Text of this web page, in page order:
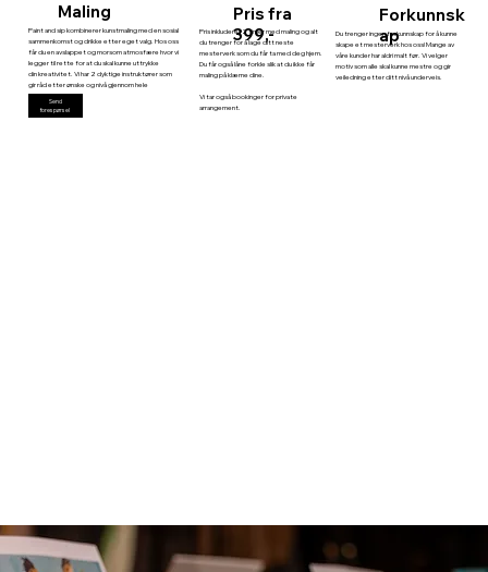
Paint and sip kombinerer kunstmaling med en sosial
sammenkomst og drikke etter eget valg. Hos oss
får du en avslappet og morsom atmosfære hvor vi
legger til rette for at du skal kunne uttrykke
din kreativitet. Vi har 2 dyktige instruktører som
gir råd etter ønske og nivå gjennom hele
arrangementet.
Send
forespørsel
Maling
Pris inkluderer 2 timer med maling og alt
du trenger for å lage ditt neste
mesterverk som du får ta med deg hjem.
Du får også låne forkle slik at du ikke får
maling på klærne dine.
Vi tar også bookinger for private
arrangement.
Pris fra
399,-
Du trenger ingen forkunnskap for å kunne
skape et mesterverk hos oss! Mange av
våre kunder har aldri malt før. Vi velger
motiv som alle skal kunne mestre og gir
veiledning etter ditt nivå underveis.
Forkunnsk
ap